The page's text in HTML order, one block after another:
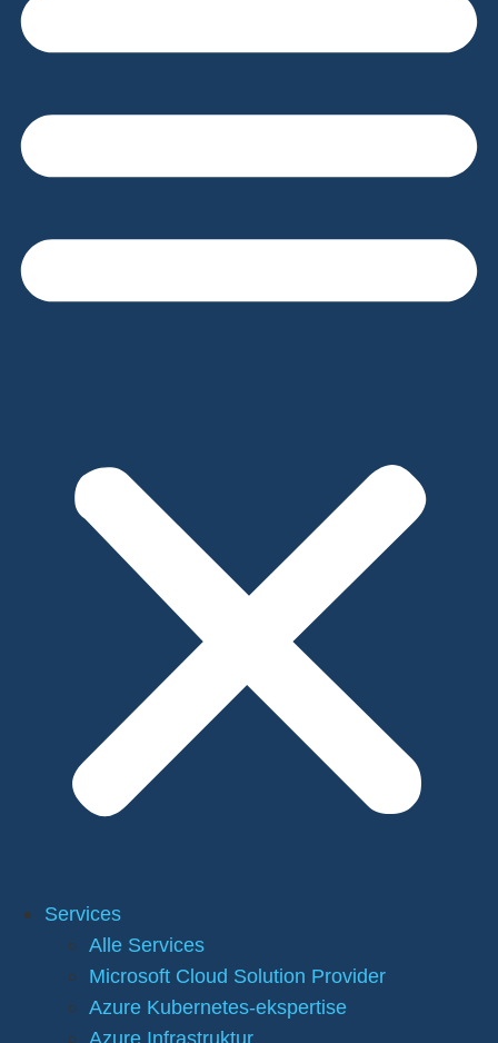
Services
Alle Services
Microsoft Cloud Solution Provider
Azure Kubernetes-ekspertise